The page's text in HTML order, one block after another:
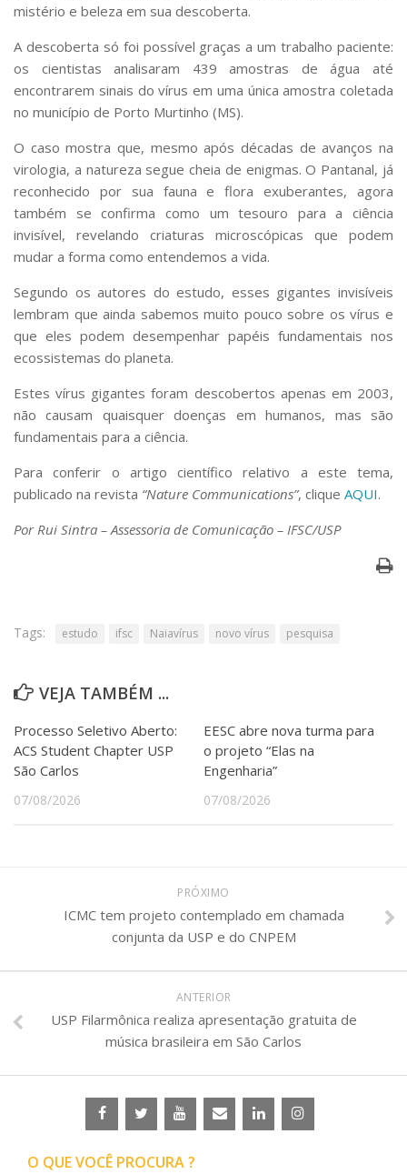
mistério e beleza em sua descoberta.
A descoberta só foi possível graças a um trabalho paciente:
os cientistas analisaram 439 amostras de água até
encontrarem sinais do vírus em uma única amostra coletada
no município de Porto Murtinho (MS).
O caso mostra que, mesmo após décadas de avanços na
virologia, a natureza segue cheia de enigmas. O Pantanal, já
reconhecido por sua fauna e flora exuberantes, agora
também se confirma como um tesouro para a ciência
invisível, revelando criaturas microscópicas que podem
mudar a forma como entendemos a vida.
Segundo os autores do estudo, esses gigantes invisíveis
lembram que ainda sabemos muito pouco sobre os vírus e
que eles podem desempenhar papéis fundamentais nos
ecossistemas do planeta.
Estes vírus gigantes foram descobertos apenas em 2003,
não causam quaisquer doenças em humanos, mas são
fundamentais para a ciência.
Para conferir o artigo científico relativo a este tema,
publicado na revista “Nature Communications”, clique AQUI.
Por Rui Sintra – Assessoria de Comunicação – IFSC/USP
Tags: estudo ifsc Naiavírus novo vírus pesquisa
VEJA TAMBÉM ...
Processo Seletivo Aberto:
ACS Student Chapter USP
São Carlos
07/08/2026
EESC abre nova turma para
o projeto “Elas na
Engenharia”
07/08/2026
PRÓXIMO
ICMC tem projeto contemplado em chamada
conjunta da USP e do CNPEM
ANTERIOR
USP Filarmônica realiza apresentação gratuita de
música brasileira em São Carlos
O QUE VOCÊ PROCURA ?